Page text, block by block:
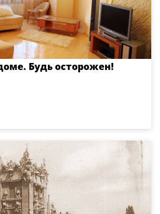
Будь осторожен!